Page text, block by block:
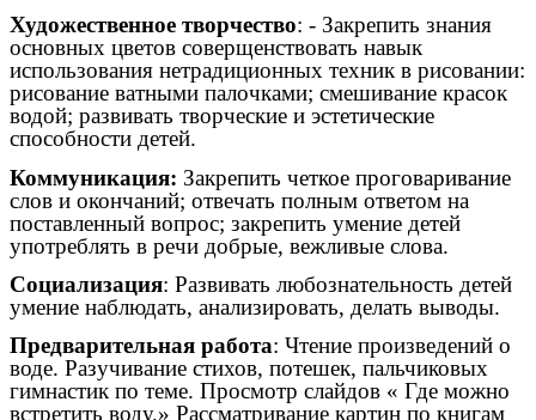
Художественное творчество: - Закрепить знания
основных цветов соверщенствовать навык
использования нетрадиционных техник в рисовании:
рисование ватными палочками; смешивание красок
водой; развивать творческие и эстетические
способности детей.
Коммуникация: Закрепить четкое проговаривание
слов и окончаний; отвечать полным ответом на
поставленный вопрос; закрепить умение детей
употреблять в речи добрые, вежливые слова.
Социализация: Развивать любознательность детей
умение наблюдать, анализировать, делать выводы.
Предварительная работа: Чтение произведений о
воде. Разучивание стихов, потешек, пальчиковых
гимнастик по теме. Просмотр слайдов « Где можно
встретить воду.» Рассматривание картин по книгам